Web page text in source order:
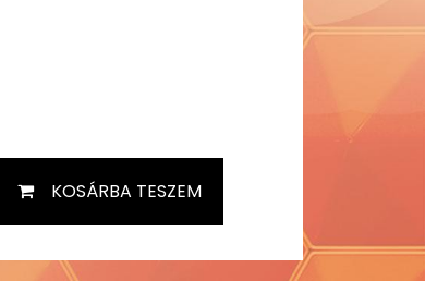
KOSÁRBA TESZEM